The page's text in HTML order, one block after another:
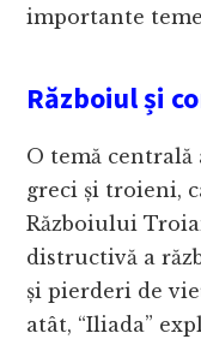
importante
Războiul și
O temă centrală
greci și troieni,
Războiului
distructivă a
și pierderi de
atât, “Iliada”